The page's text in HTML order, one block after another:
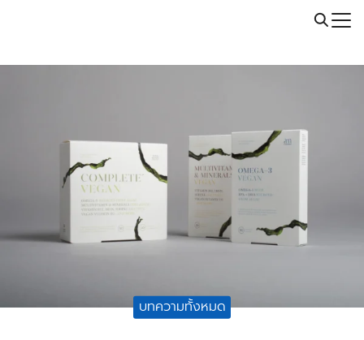
Call: 064-246-5614 | Line: @thaiprintshop
for:
บทความทั้งหมด